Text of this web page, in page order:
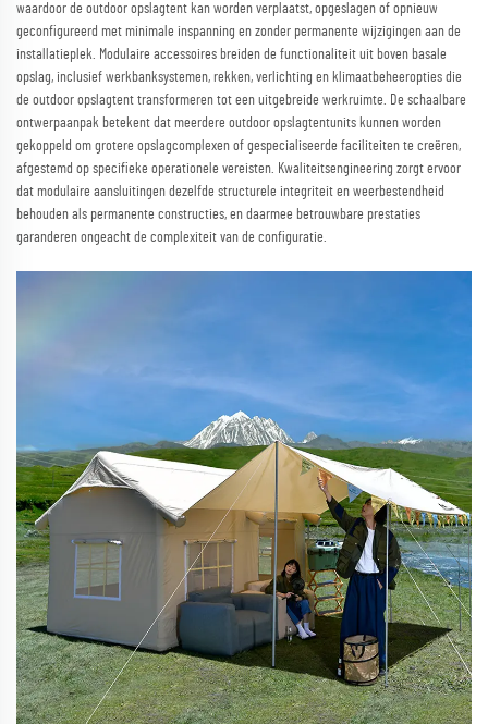
waardoor de outdoor opslagtent kan worden verplaatst, opgeslagen of opnieuw
geconfigureerd met minimale inspanning en zonder permanente wijzigingen aan de
installatieplek. Modulaire accessoires breiden de functionaliteit uit boven basale
opslag, inclusief werkbanksystemen, rekken, verlichting en klimaatbeheeropties die
de outdoor opslagtent transformeren tot een uitgebreide werkruimte. De schaalbare
ontwerpaanpak betekent dat meerdere outdoor opslagtentunits kunnen worden
gekoppeld om grotere opslagcomplexen of gespecialiseerde faciliteiten te creëren,
afgestemd op specifieke operationele vereisten. Kwaliteitsengineering zorgt ervoor
dat modulaire aansluitingen dezelfde structurele integriteit en weerbestendheid
behouden als permanente constructies, en daarmee betrouwbare prestaties
garanderen ongeacht de complexiteit van de configuratie.